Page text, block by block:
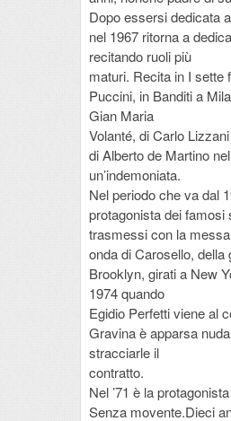
Dopo essersi dedicata
nel 1967 ritorna a
recitando ruoli più
maturi. Recita in I sette
Puccini, in Banditi a
Gian Maria
Volanté, di Carlo
di Alberto de Martino
un’indemoniata.
Nel periodo che va dal
protagonista dei famosi
trasmessi con la
onda di Carosello,
Brooklyn, girati a New
1974 quando
Egidio Perfetti viene al
Gravina è apparsa
stracciarle il
contratto.
Nel ’71 è la
Senza movente.Dieci